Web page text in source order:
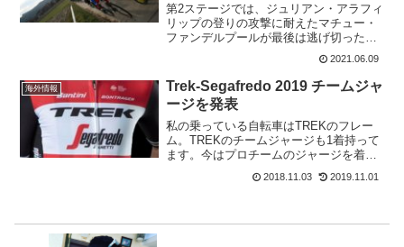
第2ステージでは、ジュリアン・アラフィ
リップの登りの攻撃に耐えたマチュー・
ファンデルプールが最後は逃げ切った。
残り1.8kmで追いついてきたマキシミリ
アン・シャフマンは追いつくだけで精一
杯で、スプリントでは全くマチューには
かなわず。ステージ...
2021.06.09
海外情報
Trek-Segafredo 2019 チームジャ
ージを発表
私の乗っている自転車はTREKのフレー
ム。TREKのチームジャージも1着持って
ます。今はプロチームのジャージを着る
人も少なくなってきてますね。TREK
SEGAFREDOの2019年のチームジャージ
2018.11.03 2019.11.01